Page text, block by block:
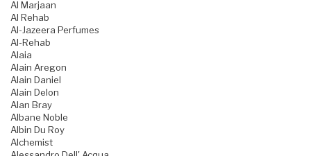
Al Marjaan
Al Rehab
Al-Jazeera Perfumes
Al-Rehab
Alaia
Alain Aregon
Alain Daniel
Alain Delon
Alan Bray
Albane Noble
Albin Du Roy
Alchemist